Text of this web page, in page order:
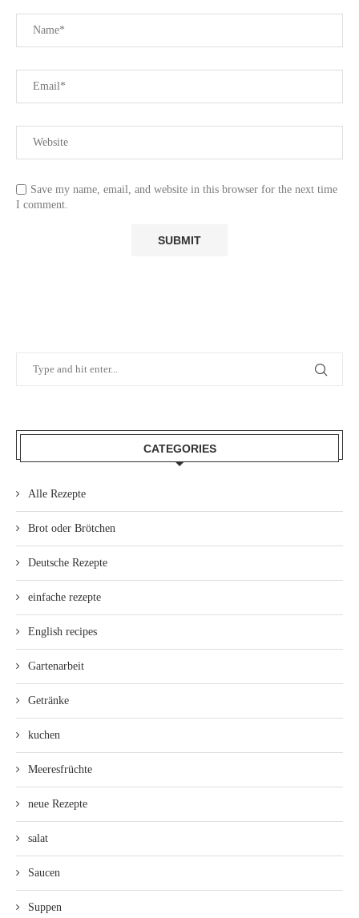
Save my name, email, and website in this browser for the next time
I comment.
CATEGORIES
Alle Rezepte
Brot oder Brötchen
Deutsche Rezepte
einfache rezepte
English recipes
Gartenarbeit
Getränke
kuchen
Meeresfrüchte
neue Rezepte
salat
Saucen
Suppen